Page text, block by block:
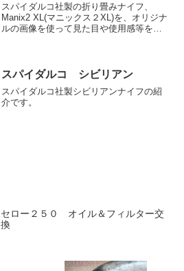
スパイダルコ社製の折り畳みナイフ、
Manix2 XL(マニックス２XL)を、オリジナ
ルの画像を使って見た目や使用感等をレ
スパイダルコ シビリアン
スパイダルコ社製シビリアンナイフの紹
介です。
セロー２５０ オイル＆フィルター交
換